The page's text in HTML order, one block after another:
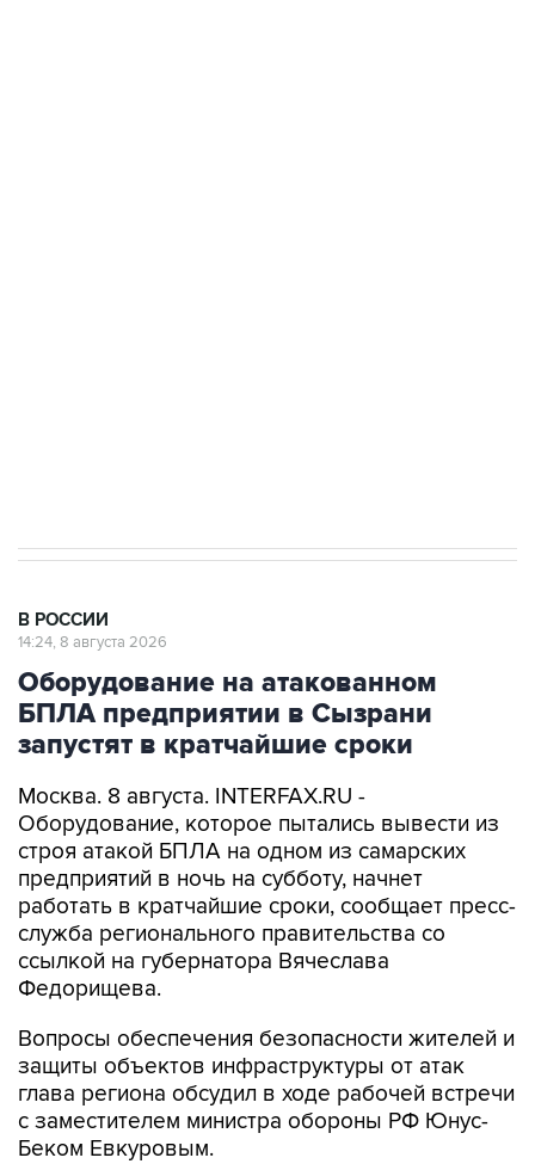
В РОССИИ
14:24, 8 августа 2026
Оборудование на атакованном
БПЛА предприятии в Сызрани
запустят в кратчайшие сроки
Москва. 8 августа. INTERFAX.RU -
Оборудование, которое пытались вывести из
строя атакой БПЛА на одном из самарских
предприятий в ночь на субботу, начнет
работать в кратчайшие сроки, сообщает пресс-
служба регионального правительства со
ссылкой на губернатора Вячеслава
Федорищева.
Вопросы обеспечения безопасности жителей и
защиты объектов инфраструктуры от атак
глава региона обсудил в ходе рабочей встречи
с заместителем министра обороны РФ Юнус-
Беком Евкуровым.